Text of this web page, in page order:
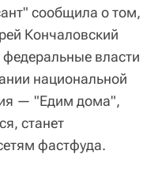
сообщила о том,
Кончаловский
власти
национальной
— "Едим дома",
станет
фастфуда.